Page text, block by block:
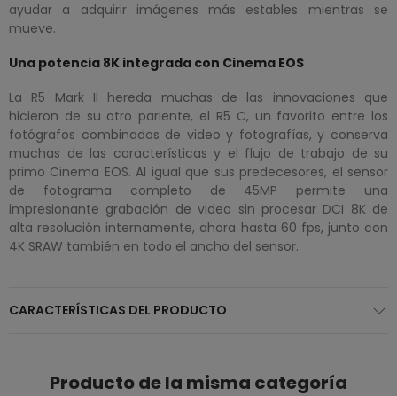
ayudar a adquirir imágenes más estables mientras se
mueve.
Una potencia 8K integrada con Cinema EOS
La R5 Mark II hereda muchas de las innovaciones que
hicieron de su otro pariente, el R5 C, un favorito entre los
fotógrafos combinados de video y fotografías, y conserva
muchas de las características y el flujo de trabajo de su
primo Cinema EOS. Al igual que sus predecesores, el sensor
de fotograma completo de 45MP permite una
impresionante grabación de video sin procesar DCI 8K de
alta resolución internamente, ahora hasta 60 fps, junto con
4K SRAW también en todo el ancho del sensor.
CARACTERÍSTICAS DEL PRODUCTO
Producto de la misma categoría